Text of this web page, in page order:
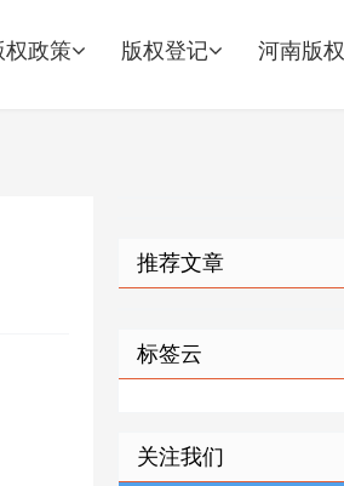
权政策 版权登记 河南版权
推荐文章
标签云
关注我们